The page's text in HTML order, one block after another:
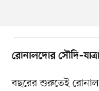
রোনালদোর
বছরের শুরুতেই